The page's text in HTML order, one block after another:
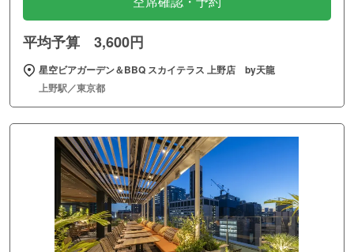
平均予算 3,600円
星空ビアガーデン＆BBQ スカイテラス 上野店 by天龍
上野駅／東京都